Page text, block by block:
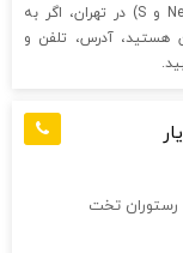
مرجع معرفی تعمیرگاه‌ های تخصصی X33 (ساده، New و S) در تهران، اگر به
هستید، آدرس، تلفن و
رستوران تخت